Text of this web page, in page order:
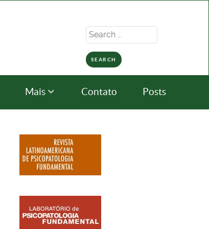
Search
for:
Mais Contato Posts